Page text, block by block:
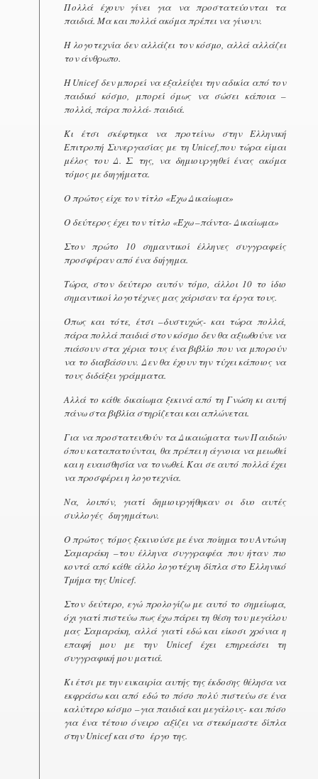
Πολλά έχουν γίνει για να προστατεύονται τα
παιδιά. Μα και πολλά ακόμα πρέπει να γίνουν.
Η λογοτεχνία δεν αλλάζει τον κόσμο, αλλά αλλάζει
τον άνθρωπο.
ΗUnicefδεν μπορεί να εξαλείψει την αδικία από τον
παιδικό κόσμο, μπορεί όμως να σώσει κάποια –
πολλά, πάρα πολλά- παιδιά.
Κι έτσι σκέφτηκα να προτείνω στην Ελληνική
Επιτροπή Συνεργασίας με τη Unicef,που τώρα είμαι
μέλος του Δ. Σ. της, να δημιουργηθεί ένας ακόμα
τόμος με διηγήματα.
Ο πρώτος είχε τον τίτλο «Έχω Δικαίωμα»
Ο δεύτερος έχει τον τίτλο «Έχω –πάντα- Δικαίωμα»
Στον πρώτο 10 σημαντικοί έλληνες συγγραφείς
προσφέραν από ένα διήγημα.
Τώρα, στον δεύτερο αυτόν τόμο, άλλοι 10 το ίδιο
σημαντικοί λογοτέχνες μας χάρισαν τα έργα τους.
Όπως και τότε, έτσι –δυστυχώς- και τώρα πολλά,
πάρα πολλά παιδιά στον κόσμο δεν θα αξιωθούνε να
πιάσουν στα χέρια τους ένα βιβλίο που να μπορούν
να το διαβάσουν. Δεν θα έχουν την τύχει κάποιος να
τους διδάξει γράμματα.
Αλλά το κάθε δικαίωμα ξεκινά από τη Γνώση κι αυτή
πάνω στα βιβλία στηρίζεται και απλώνεται.
Για να προστατευθούν τα Δικαιώματα των Παιδιών
όπου καταπατούνται, θα πρέπει η άγνοια να μειωθεί
και η ευαισθησία να τονωθεί. Και σε αυτό πολλά έχει
να προσφέρει η λογοτεχνία.
Να, λοιπόν, γιατί δημιουργήθηκαν οι δυο αυτές
συλλογές διηγημάτων.
Ο πρώτος τόμος ξεκινούσε με ένα ποίημα του Αντώνη
Σαμαράκη –του έλληνα συγγραφέα που ήταν πιο
κοντά από κάθε άλλο λογοτέχνη δίπλα στο Ελληνικό
Τμήμα τηςUnicef.
Στον δεύτερο, εγώ προλογίζω με αυτό το σημείωμα,
όχι γιατί πιστεύω πως έχω πάρει τη θέση του μεγάλου
μας Σαμαράκη, αλλά γιατί εδώ και είκοσι χρόνια η
επαφή μου με την Unicefέχει επηρεάσει τη
συγγραφική μου ματιά.
Κι έτσι με την ευκαιρία αυτής της έκδοσης θέλησα να
εκφράσω και από εδώ το πόσο πολύ πιστεύω σε ένα
καλύτερο κόσμο –για παιδιά και μεγάλους- και πόσο
για ένα τέτοιο όνειρο αξίζει να στεκόμαστε δίπλα
στηνUnicefκαι στο έργο της.